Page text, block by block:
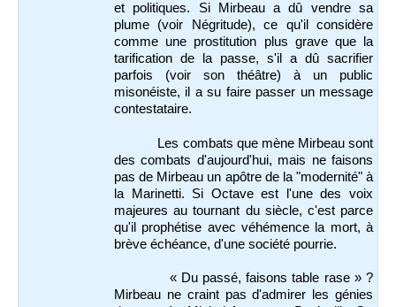
et politiques. Si Mirbeau a dû vendre sa
plume (voir Négritude), ce qu'il considère
comme une prostitution plus grave que la
tarification de la passe, s'il a dû sacrifier
parfois (voir son théâtre) à un public
misonéiste, il a su faire passer un message
contestataire.
Les combats que mène Mirbeau sont
des combats d'aujourd'hui, mais ne faisons
pas de Mirbeau un apôtre de la "modernité" à
la Marinetti. Si Octave est l'une des voix
majeures au tournant du siècle, c'est parce
qu'il prophétise avec véhémence la mort, à
brève échéance, d'une société pourrie.
« Du passé, faisons table rase » ?
Mirbeau ne craint pas d'admirer les génies